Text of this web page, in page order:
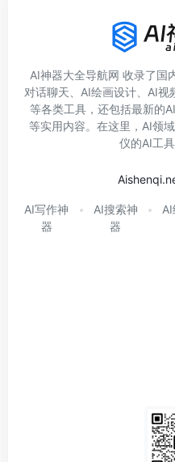
AI神器大全导航网 收录了国
对话聊天、AI绘画设计、AI
等各类工具，还包括最新的
等实用内容。在这里，AI领
仪的AI工
AI写作神
器
AI搜索神
器